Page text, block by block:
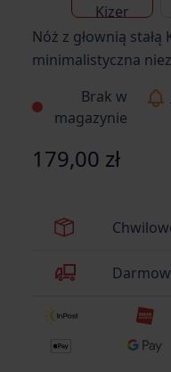
Nóż z głownią
minimalistyczna
przedstawiciel serii
syberyjskiego ludu
której nóż był
przetrwania.
filozofią prostoty,
Brak w
magazynie
179,00 zł